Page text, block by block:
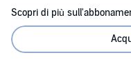
Scopri di più